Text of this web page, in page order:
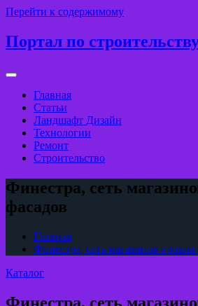
Перейти к содержимому
Портал по
Главная
Статьи
Ландшафт Дизайн
Технологии
Ремонт
Строительство
Финестра, сеть
фасадов
Главная
Финестра, сеть магазинов кровли
Каталог
Финестра, сеть